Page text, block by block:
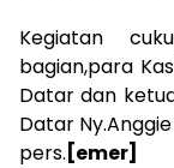
Kegiatan
bagian,para
Datar dan
Datar
pers. [emer]